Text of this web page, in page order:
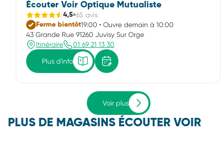
Écouter Voir Optique Mutualiste
4,5 65 avis
Ferme bientôt19:00 • Ouvre demain à 10:00
43 Grande Rue 91260 Juvisy Sur Orge
Itinéraire
01 69 21 13 30
Plus d'info
Voir plus
PLUS DE MAGASINS ÉCOUTER VOIR